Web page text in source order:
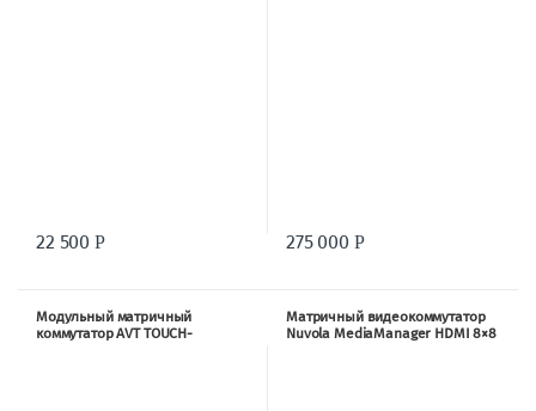
22 500Р 275 000 Р
Модульный матричный
коммутатор AVT TOUCH-
Матричный видеокоммутатор
Nuvola MediaManager HDMI 8×8